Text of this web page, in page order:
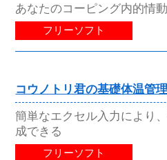
あなたのコーピング内的情
フリーソフト
コウノトリ君の基礎体温管
簡単なエクセル入力により
成できる
フリーソフト